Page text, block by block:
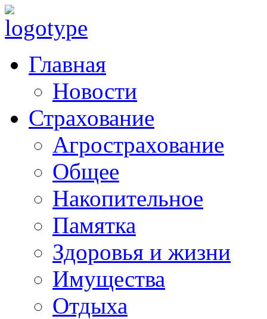
Главная
Новости
Страхование
Агрострахование
Общее
Накопительное
Памятка
Здоровья и жизни
Имущества
Отдыха